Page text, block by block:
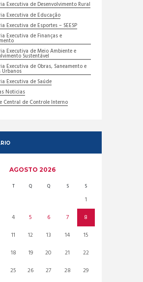
Executiva de Desenvolvimento Rural
Executiva de Educação
Executiva de Esportes – SEESP
Executiva de Finanças e
Executiva de Meio Ambiente e
Sustentável
Executiva de Obras, Saneamento e
Urbanos
Executiva de Saúde
Noticias
Central de Controle Interno
AGOSTO2026
T Q Q S S
1
4 5 6 7
8
11 12 13 14
15
18 19 20 21
22
25 26 27 28 29